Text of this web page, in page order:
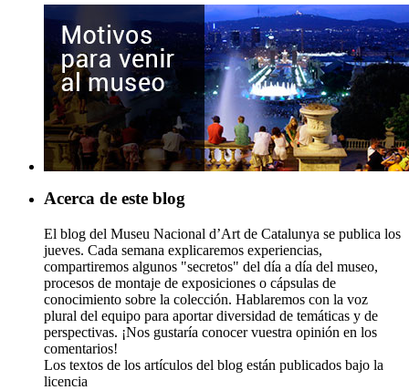
Acerca de este blog
El blog del Museu Nacional d’Art de Catalunya se publica los
jueves. Cada semana explicaremos experiencias,
compartiremos algunos "secretos" del día a día del museo,
procesos de montaje de exposiciones o cápsulas de
conocimiento sobre la colección. Hablaremos con la voz
plural del equipo para aportar diversidad de temáticas y de
perspectivas. ¡Nos gustaría conocer vuestra opinión en los
comentarios!
Los textos de los artículos del blog están publicados bajo la
licencia